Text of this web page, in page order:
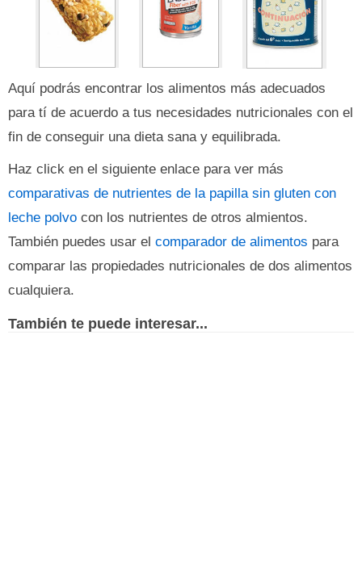
Aquí podrás encontrar los alimentos más adecuados
para tí de acuerdo a tus necesidades nutricionales con el
fin de conseguir una dieta sana y equilibrada.
Haz click en el siguiente enlace para ver más
comparativas de nutrientes de la papilla sin gluten con
leche polvo con los nutrientes de otros almientos.
También puedes usar el comparador de alimentos para
comparar las propiedades nutricionales de dos alimentos
cualquiera.
También te puede interesar...